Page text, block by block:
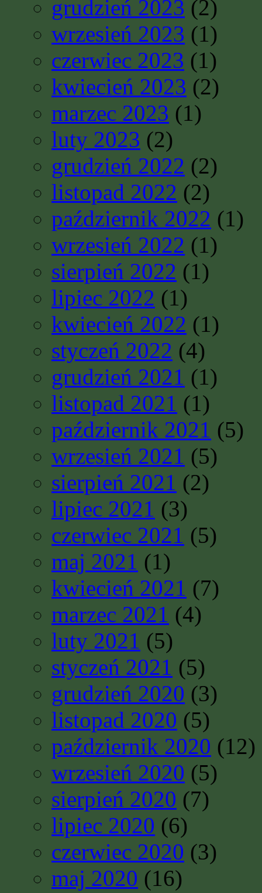
grudzień 2023 (2)
wrzesień 2023 (1)
czerwiec 2023 (1)
kwiecień 2023 (2)
marzec 2023 (1)
luty 2023 (2)
grudzień 2022 (2)
listopad 2022 (2)
październik 2022 (1)
wrzesień 2022 (1)
sierpień 2022 (1)
lipiec 2022 (1)
kwiecień 2022 (1)
styczeń 2022 (4)
grudzień 2021 (1)
listopad 2021 (1)
październik 2021 (5)
wrzesień 2021 (5)
sierpień 2021 (2)
lipiec 2021 (3)
czerwiec 2021 (5)
maj 2021 (1)
kwiecień 2021 (7)
marzec 2021 (4)
luty 2021 (5)
styczeń 2021 (5)
grudzień 2020 (3)
listopad 2020 (5)
październik 2020 (12)
wrzesień 2020 (5)
sierpień 2020 (7)
lipiec 2020 (6)
czerwiec 2020 (3)
maj 2020 (16)